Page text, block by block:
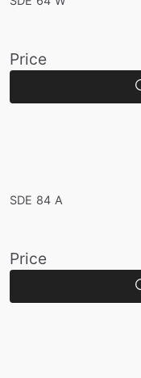
Price
SDE 84 A
Price